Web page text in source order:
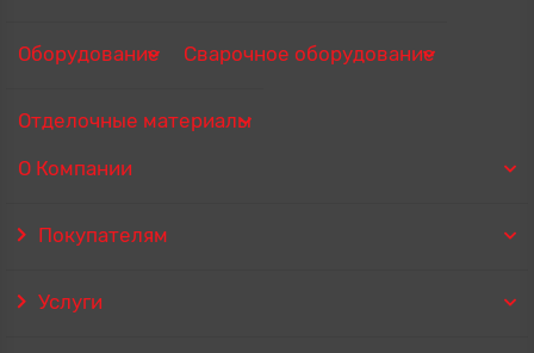
Оборудование Сварочное оборудование
Отделочные материалы
О Компании
Покупателям
Услуги